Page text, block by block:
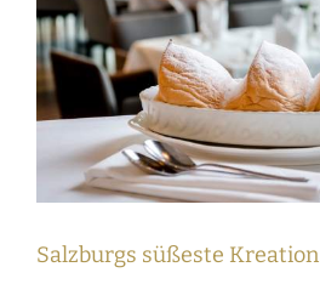
Salzburgs süßeste Kreation